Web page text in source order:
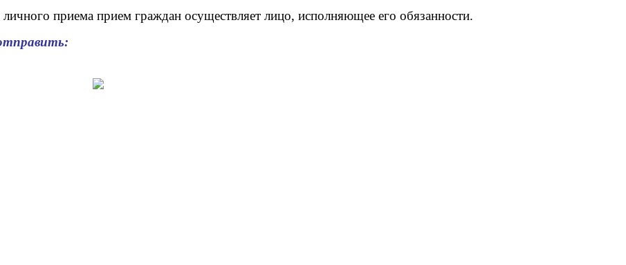
приема прием граждан осуществляет лицо, исполняющее его обязанности.